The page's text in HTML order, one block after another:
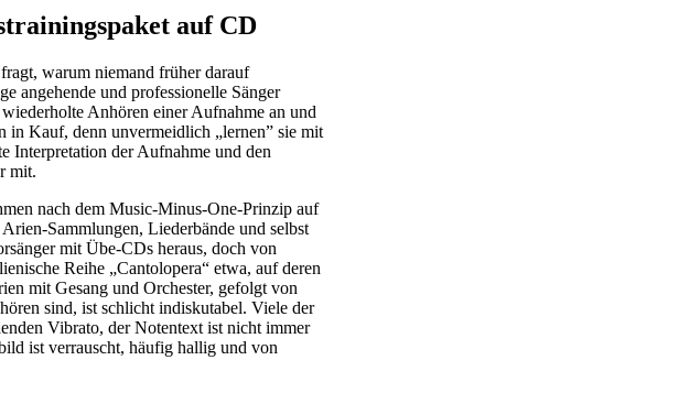
auf CD
warum niemand früher darauf
angehende und professionelle Sänger
Anhören einer Aufnahme an und
in Kauf, denn unvermeidlich „lernen” sie mit
Interpretation der Aufnahme und den
mit.
nach dem Music-Minus-One-Prinzip auf
Sammlungen, Liederbände und selbst
mit Übe-CDs heraus, doch von
Reihe „Cantolopera“ etwa, auf deren
mit Gesang und Orchester, gefolgt von
sind, ist schlicht indiskutabel. Viele der
Vibrato, der Notentext ist nicht immer
ist verrauscht, häufig hallig und von